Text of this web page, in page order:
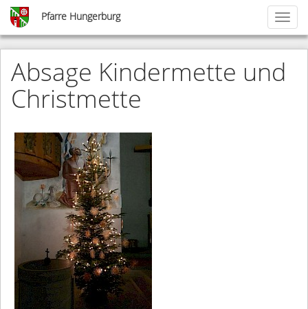
Skip
main
content
Pfarre Hungerburg
Absage Kindermette und
Christmette